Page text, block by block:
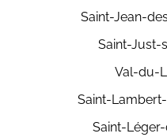
Saint-Jean-
Saint-Just-
Val-du-
Saint-
Saint-